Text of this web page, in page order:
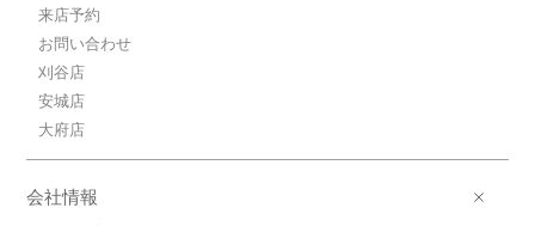
来店予約
お問い合わせ
刈谷店
安城店
大府店
会社情報